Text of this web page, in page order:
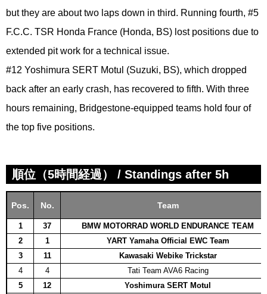
but they are about two laps down in third. Running fourth, #5
F.C.C. TSR Honda France (Honda, BS) lost positions due to
extended pit work for a technical issue.
#12 Yoshimura SERT Motul (Suzuki, BS), which dropped
back after an early crash, has recovered to fifth. With three
hours remaining, Bridgestone-equipped teams hold four of
the top five positions.
順位（5時間経過） / Standings after 5h
Pos. No. Team
1 37
BMW MOTORRAD WORLD ENDURANCE TEAM
2
1
YART Yamaha Official EWC Team
3
11
Kawasaki Webike Trickstar
4
4
Tati Team AVA6 Racing
5
12 Yoshimura SERT Motul